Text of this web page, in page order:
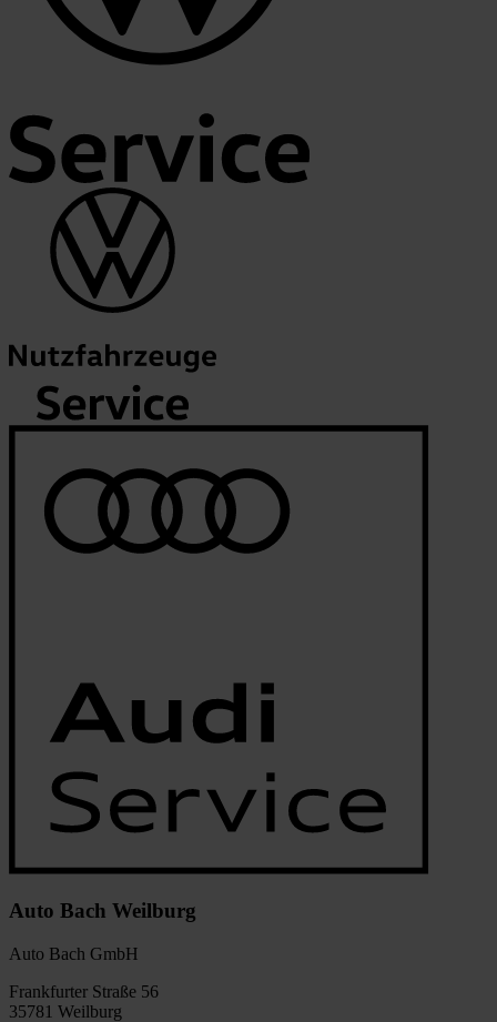
Auto Bach Weilburg
Auto Bach GmbH
Frankfurter Straße 56
35781 Weilburg